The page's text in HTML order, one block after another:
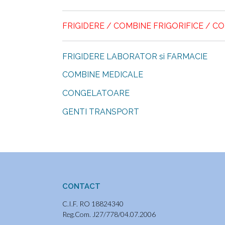
o
k
p
p
ă
FRIGIDERE / COMBINE FRIGORIFICE /
FRIGIDERE LABORATOR si FARMACIE
COMBINE MEDICALE
CONGELATOARE
GENTI TRANSPORT
CONTACT
C.I.F. RO 18824340
Reg.Com. J27/778/04.07.2006